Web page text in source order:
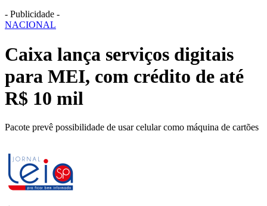
- Publicidade -
NACIONAL
Caixa lança serviços digitais
para MEI, com crédito de até
R$ 10 mil
Pacote prevê possibilidade de usar celular como máquina de cartões